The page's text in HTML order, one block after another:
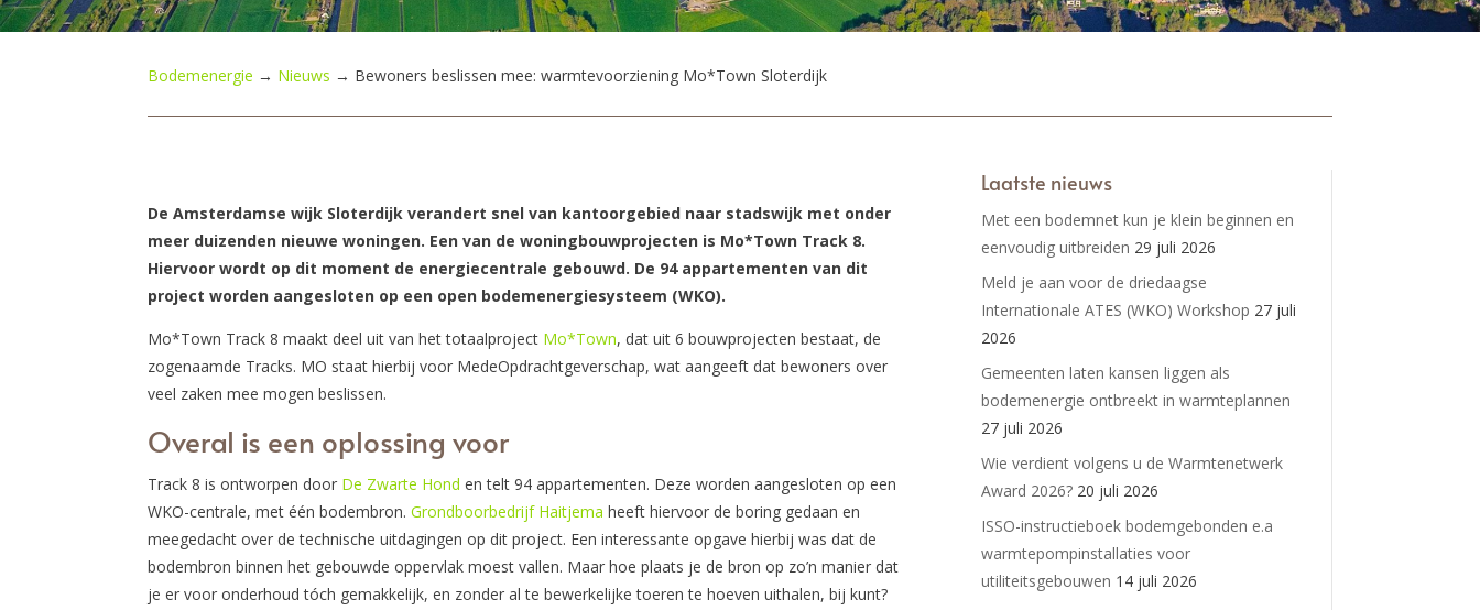
Bodemenergie → Nieuws → Bewoners beslissen mee: warmtevoorziening Mo*Town Sloterdijk
De Amsterdamse wijk Sloterdijk verandert snel van kantoorgebied naar stadswijk met onder
meer duizenden nieuwe woningen. Een van de woningbouwprojecten is Mo*Town Track 8.
Hiervoor wordt op dit moment de energiecentrale gebouwd. De 94 appartementen van dit
project worden aangesloten op een open bodemenergiesysteem (WKO).
Mo*Town Track 8 maakt deel uit van het totaalproject Mo*Town, dat uit 6 bouwprojecten bestaat, de
zogenaamde Tracks. MO staat hierbij voor MedeOpdrachtgeverschap, wat aangeeft dat bewoners over
veel zaken mee mogen beslissen.
Overal is een oplossing voor
Track 8 is ontworpen door De Zwarte Hond en telt 94 appartementen. Deze worden aangesloten op een
WKO-centrale, met één bodembron.Grondboorbedrijf Haitjema heeft hiervoor de boring gedaan en
meegedacht over de technische uitdagingen op dit project. Een interessante opgave hierbij was dat de
bodembron binnen het gebouwde oppervlak moest vallen. Maar hoe plaats je de bron op zo’n manier dat
je er voor onderhoud tóch gemakkelijk, en zonder al te bewerkelijke toeren te hoeven uithalen, bij kunt?
Laatste nieuws
Met een bodemnet kun je klein beginnen en
eenvoudig uitbreiden 29 juli 2026
Meld je aan voor de driedaagse
Internationale ATES (WKO) Workshop 27 juli
2026
Gemeenten laten kansen liggen als
bodemenergie ontbreekt in warmteplannen
27 juli 2026
Wie verdient volgens u de Warmtenetwerk
Award 2026? 20 juli 2026
ISSO-instructieboek bodemgebonden e.a
warmtepompinstallaties voor
utiliteitsgebouwen 14 juli 2026